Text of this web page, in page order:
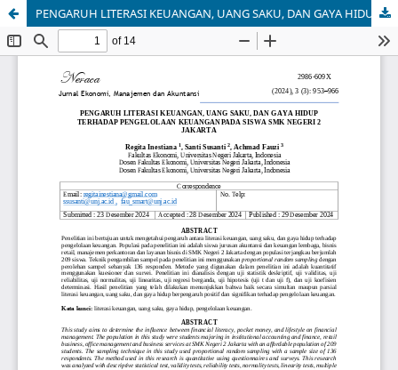
PENGARUH LITERASI KEUANGAN, UANG SAKU, DAN GAYA HIDUP TERHADAP PENGELOLAAN KEUANGANPADA SISWA SMK NEGERI 2 JAKARTA